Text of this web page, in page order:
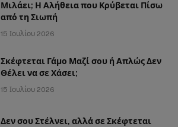
Μιλάει; Η Αλήθεια που Κρύβεται Πίσω
από τη Σιωπή
15 Ιουλίου 2026
Σκέφτεται Γάμο Μαζί σου ή Απλώς Δεν
Θέλει να σε Χάσει;
15 Ιουλίου 2026
Δεν σου Στέλνει, αλλά σε Σκέφτεται